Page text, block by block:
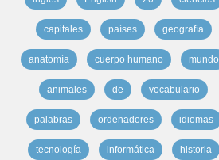
capitales países geografía
anatomía cuerpo humano mundo
animales de vocabulario
palabras ordenadores idiomas
tecnología informática historia